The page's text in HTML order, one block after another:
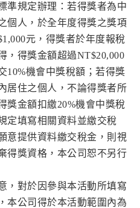
準規定辦理：若得獎者為中
個人，於全年度得獎之獎項
元，得獎者於年度報稅
，得獎金額超過NT$20,000
10%機會中獎稅額；若得獎
居住之個人，不論得獎者所
獎金額扣繳20%機會中獎稅
定填寫相關資料並繳交稅
意提供資料繳交稅金，則視
得獎資格，本公司恕不另行
，對於因參與本活動所填寫
本公司得於本活動範圍內為